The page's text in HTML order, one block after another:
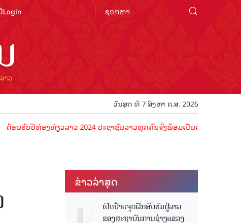
Login
ວັນສຸກ ທີ 7 ສິງຫາ ຄ.ສ. 2026
ປີທ່ອງທ່ຽວລາວ 2024 ປະຊາຊົນລາວທຸກຄົນຈົ່ງພ້ອມເປັນເຈົ້າພາບທີ່ດີ ຕ້ອນຮັບ
ຂ່າວ​ລ່າ​ສຸດ
ເປີດປ້າຍຈຸດຝຶກອົບຮົມຢູ່ລາວ
ຂອງສະຖາບັນການຊ່າງແຂວງ